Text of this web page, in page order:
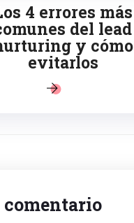
4 errores más
del lead
y cómo
evitarlos
comentario